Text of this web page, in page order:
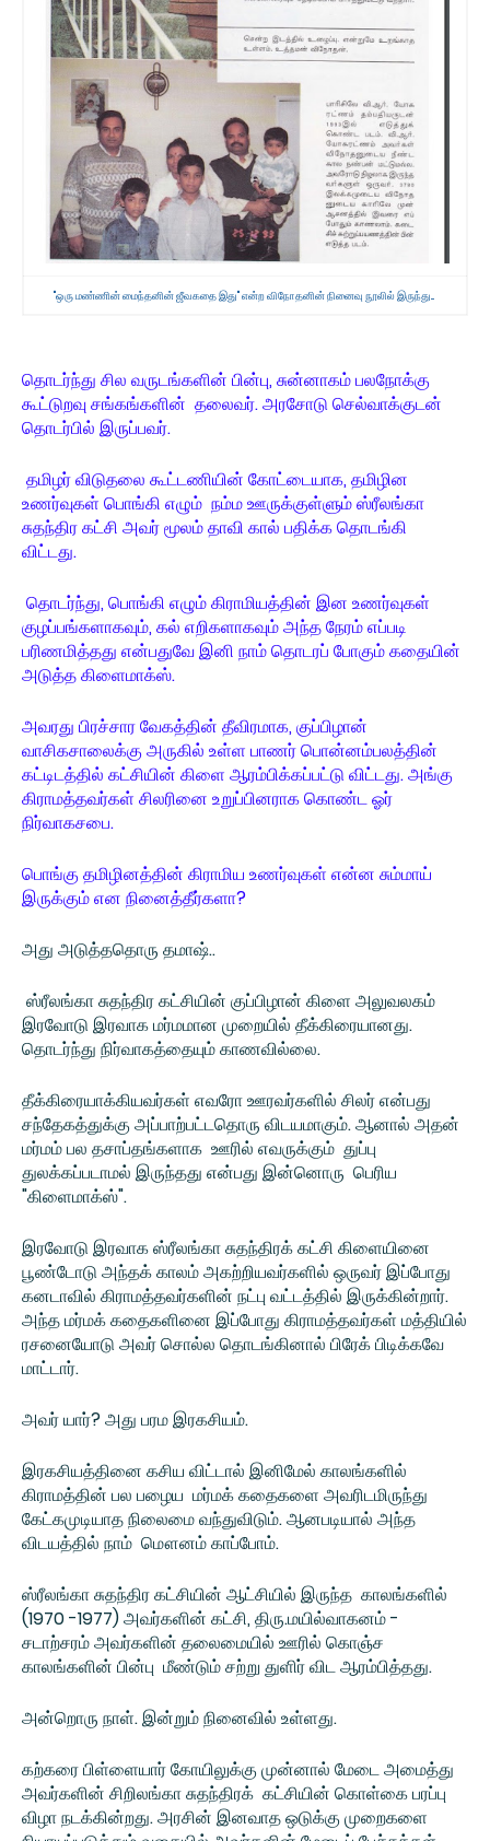
"ஒரு மண்ணின் மைந்தனின் ஜீவகதை இது" என்ற விநோதனின் நினைவு நூலில் இருந்து...
தொடர்ந்து சில வருடங்களின் பின்பு, சுன்னாகம் பலநோக்கு
கூட்டுறவு சங்கங்களின் தலைவர். அரசோடு செல்வாக்குடன்
தொடர்பில் இருப்பவர்.
தமிழர் விடுதலை கூட்டணியின் கோட்டையாக, தமிழின
உணர்வுகள் பொங்கி எழும் நம்ம ஊருக்குள்ளும் ஸ்ரீலங்கா
சுதந்திர கட்சி அவர் மூலம் தாவி கால் பதிக்க தொடங்கி
விட்டது.
தொடர்ந்து, பொங்கி எழும் கிராமியத்தின் இன உணர்வுகள்
குழப்பங்களாகவும், கல் எறிகளாகவும் அந்த நேரம் எப்படி
பரிணமித்தது என்பதுவே இனி நாம் தொடரப் போகும் கதையின்
அடுத்த கிளைமாக்ஸ்.
அவரது பிரச்சார வேகத்தின் தீவிரமாக, குப்பிழான்
வாசிகசாலைக்கு அருகில் உள்ள பாணர் பொன்னம்பலத்தின்
கட்டிடத்தில் கட்சியின் கிளை ஆரம்பிக்கப்பட்டு விட்டது. அங்கு
கிராமத்தவர்கள் சிலரினை உறுப்பினராக கொண்ட ஓர்
நிர்வாகசபை.
பொங்கு தமிழினத்தின் கிராமிய உணர்வுகள் என்ன சும்மாய்
இருக்கும் என நினைத்தீர்களா?
அது அடுத்ததொரு தமாஷ்..
ஸ்ரீலங்கா சுதந்திர கட்சியின் குப்பிழான் கிளை அலுவலகம்
இரவோடு இரவாக மர்மமான முறையில் தீக்கிரையானது.
தொடர்ந்து நிர்வாகத்தையும் காணவில்லை.
தீக்கிரையாக்கியவர்கள் எவரோ ஊரவர்களில் சிலர் என்பது
சந்தேகத்துக்கு அப்பாற்பட்டதொரு விடயமாகும். ஆனால் அதன்
மர்மம் பல தசாப்தங்களாக ஊரில் எவருக்கும் துப்பு
துலக்கப்படாமல் இருந்தது என்பது இன்னொரு பெரிய
"கிளைமாக்ஸ்".
இரவோடு இரவாக ஸ்ரீலங்கா சுதந்திரக் கட்சி கிளையினை
பூண்டோடு அந்தக் காலம் அகற்றியவர்களில் ஒருவர் இப்போது
கனடாவில் கிராமத்தவர்களின் நட்பு வட்டத்தில் இருக்கின்றார்.
அந்த மர்மக் கதைகளினை இப்போது கிராமத்தவர்கள் மத்தியில்
ரசனையோடு அவர் சொல்ல தொடங்கினால் பிரேக் பிடிக்கவே
மாட்டார்.
அவர் யார்? அது பரம இரகசியம்.
இரகசியத்தினை கசிய விட்டால் இனிமேல் காலங்களில்
கிராமத்தின் பல பழைய மர்மக் கதைகளை அவரிடமிருந்து
கேட்கமுடியாத நிலைமை வந்துவிடும். ஆனபடியால் அந்த
விடயத்தில் நாம் மௌனம் காப்போம்.
ஸ்ரீலங்கா சுதந்திர கட்சியின் ஆட்சியில் இருந்த காலங்களில்
(1970 -1977) அவர்களின் கட்சி, திரு.மயில்வாகனம் -
சடாற்சரம் அவர்களின் தலைமையில் ஊரில் கொஞ்ச
காலங்களின் பின்பு மீண்டும் சற்று துளிர் விட ஆரம்பித்தது.
அன்றொரு நாள். இன்றும் நினைவில் உள்ளது.
கற்கரை பிள்ளையார் கோயிலுக்கு முன்னால் மேடை அமைத்து
அவர்களின் சிறிலங்கா சுதந்திரக் கட்சியின் கொள்கை பரப்பு
விழா நடக்கின்றது. அரசின் இனவாத ஒடுக்கு முறைகளை